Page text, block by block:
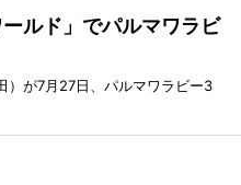
ルド」でパルマワラビ
）が7月27日、パルマワラビー3